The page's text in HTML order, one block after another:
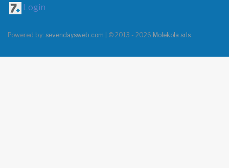
Login
Powered by: sevendaysweb.com | © 2013 - 2026 Molekola srls